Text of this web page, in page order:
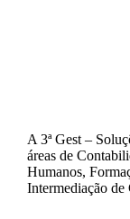
A 3ª Gest –
áreas de
Humanos,
Intermediação de